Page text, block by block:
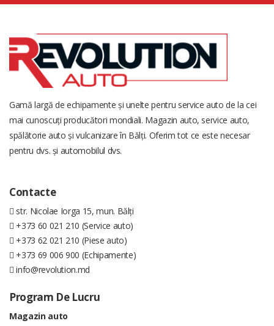
Gamă largă de echipamente și unelte pentru service auto de la cei
mai cunoscuți producători mondiali. Magazin auto, service auto,
spălătorie auto și vulcanizare în Bălți. Oferim tot ce este necesar
pentru dvs. și automobilul dvs.
Contacte
str. Nicolae Iorga 15, mun. Bălți
+373 60 021 210 (Service auto)
+373 62 021 210 (Piese auto)
+373 69 006 900 (Echipamente)
info@revolution.md
Program De Lucru
Magazin auto